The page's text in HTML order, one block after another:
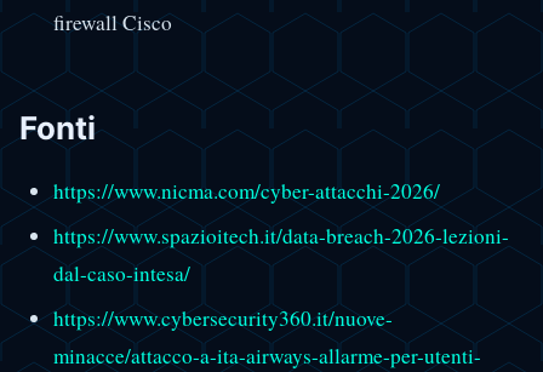
firewall Cisco
Fonti
https://www.nicma.com/cyber-attacchi-2026/
https://www.spazioitech.it/data-breach-2026-lezioni-
dal-caso-intesa/
https://www.cybersecurity360.it/nuove-
minacce/attacco-a-ita-airways-allarme-per-utenti-